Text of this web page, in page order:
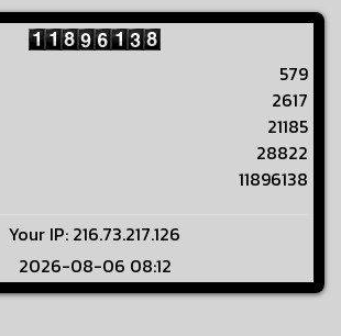
579
2617
21185
28822
11896138
Your IP: 216.73.217.126
2026-08-06 08:12
Visitors Counter